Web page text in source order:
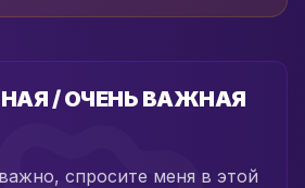
/ ОЧЕНЬ ВАЖНАЯ
спросите меня в этой